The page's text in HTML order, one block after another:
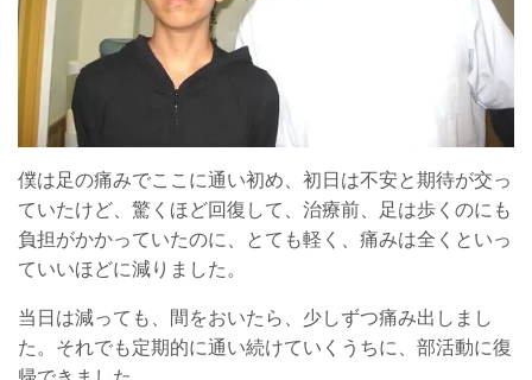
僕は足の痛みでここに通い初め、初日は不安と期待が交っ
ていたけど、驚くほど回復して、治療前、足は歩くのにも
負担がかかっていたのに、とても軽く、痛みは全くといっ
ていいほどに減りました。
当日は減っても、間をおいたら、少しずつ痛み出しまし
た。それでも定期的に通い続けていくうちに、部活動に復